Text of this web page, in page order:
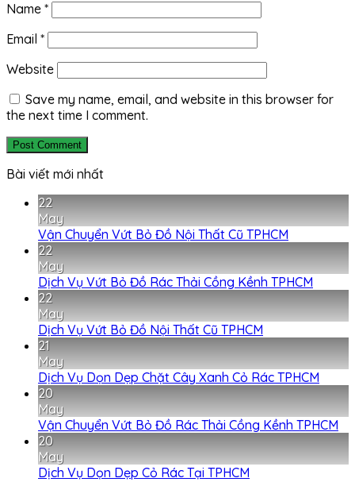
Name *
Email *
Website
Save my name, email, and website in this browser for
the next time I comment.
Bài viết mới nhất
22
May
Vận Chuyển Vứt Bỏ Đồ Nội Thất Cũ TPHCM
22
May
Dịch Vụ Vứt Bỏ Đồ Rác Thải Cồng Kềnh TPHCM
22
May
Dịch Vụ Vứt Bỏ Đồ Nội Thất Cũ TPHCM
21
May
Dịch Vụ Dọn Dẹp Chặt Cây Xanh Cỏ Rác TPHCM
20
May
Vận Chuyển Vứt Bỏ Đồ Rác Thải Cồng Kềnh TPHCM
20
May
Dịch Vụ Dọn Dẹp Cỏ Rác Tại TPHCM